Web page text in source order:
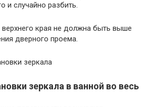
и случайно разбить.
верхнего края не должна быть выше
дверного проема.
зеркала в ванной во весь